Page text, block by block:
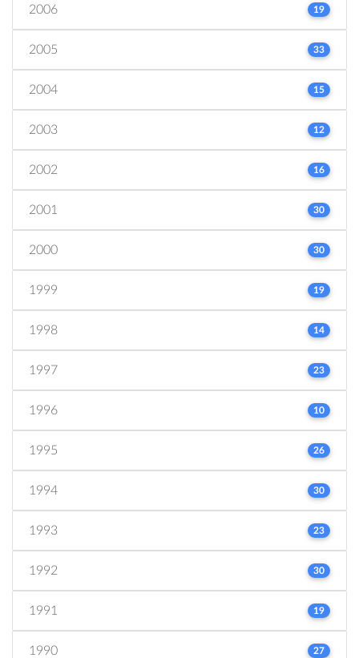
2006 19
2005 33
2004 15
2003 12
2002 16
2001 30
2000 30
1999 19
1998 14
1997 23
1996 10
1995 26
1994 30
1993 23
1992 30
1991 19
1990 27